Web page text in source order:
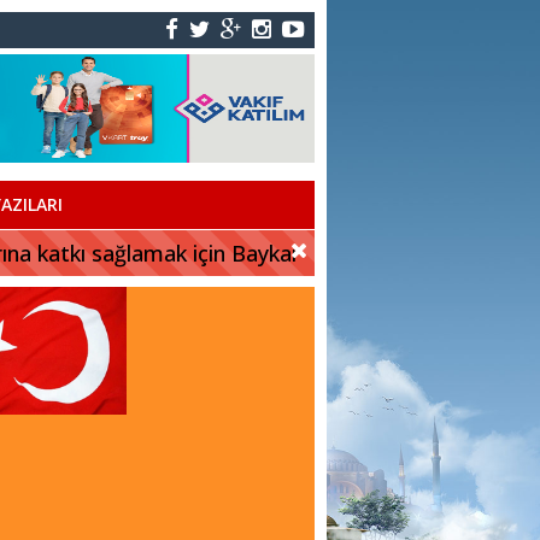
katkı sağlamak için Baykar